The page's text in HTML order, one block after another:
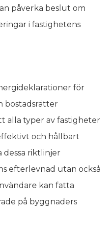
påverka beslut om
i fastighetens
för
bostadsrätter
alla typer av fastigheter
och hållbart
dessa riktlinjer
efterlevnad utan också
kan fatta
på byggnaders